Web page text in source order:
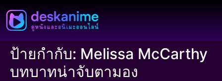
ป้ายกำกับ: Melissa McCarthy
บทบาทน่าจับตามอง